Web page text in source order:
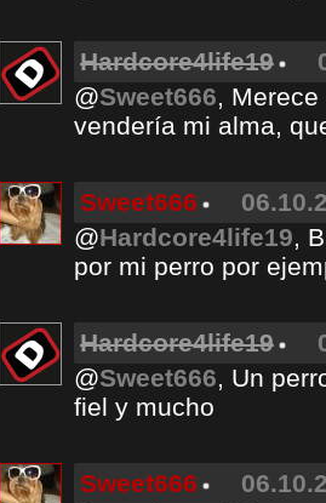
Hardcore4life19
@Sweet666,
vendería mi alma,
Sweet666
@Hardcore4life19,
por mi perro por
Hardcore4life19
@Sweet666, Un
fiel y mucho
Sweet666